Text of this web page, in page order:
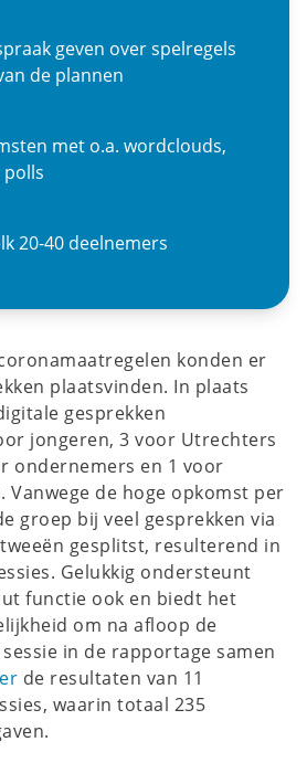
geven over spelregels
de plannen
met o.a. wordclouds,
20-40 deelnemers
konden er
plaatsvinden. In plaats
gesprekken
jongeren, 3 voor Utrechters
ondernemers en 1 voor
Vanwege de hoge opkomst per
groep bij veel gesprekken via
gesplitst, resulterend in
Gelukkig ondersteunt
functie ook en biedt het
om na afloop de
in de rapportage samen
de resultaten van 11
waarin totaal 235